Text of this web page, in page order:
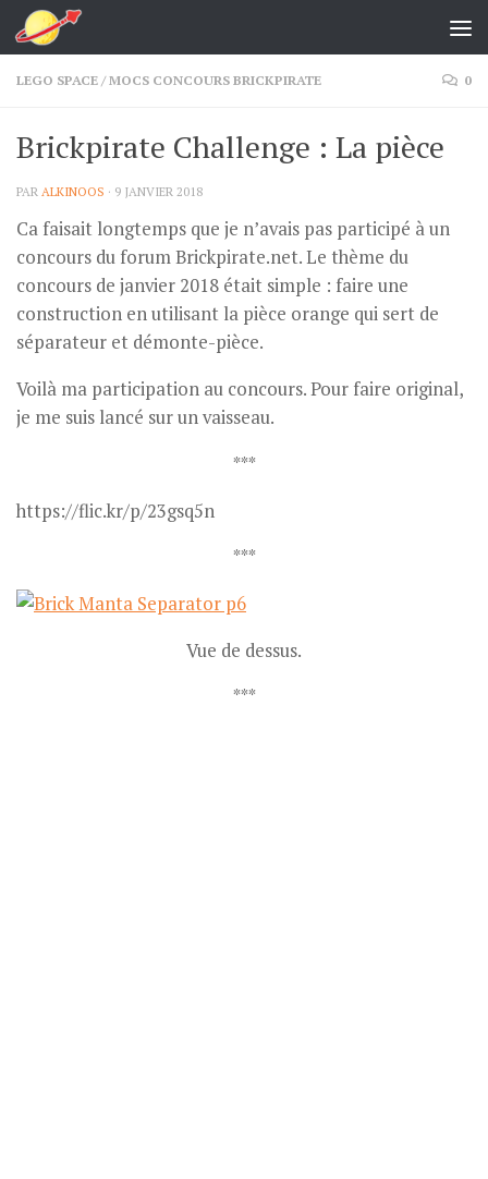
Skip to content
LEGO SPACE/MOCS CONCOURS BRICKPIRATE 0
Brickpirate Challenge : La pièce
PAR ALKINOOS · 9 JANVIER 2018
Ca faisait longtemps que je n’avais pas participé à un
concours du forum Brickpirate.net. Le thème du
concours de janvier 2018 était simple : faire une
construction en utilisant la pièce orange qui sert de
séparateur et démonte-pièce.
Voilà ma participation au concours. Pour faire original,
je me suis lancé sur un vaisseau.
***
https://flic.kr/p/23gsq5n
***
Vue de dessus.
***